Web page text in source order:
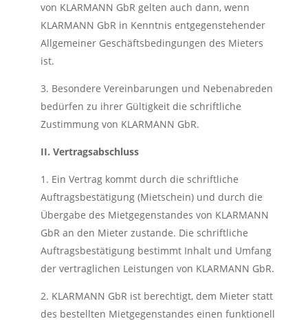
von KLARMANN GbR gelten auch dann, wenn
KLARMANN GbR in Kenntnis entgegenstehender
Allgemeiner Geschäftsbedingungen des Mieters
ist.
3. Besondere Vereinbarungen und Nebenabreden
bedürfen zu ihrer Gültigkeit die schriftliche
Zustimmung von KLARMANN GbR.
II. Vertragsabschluss
1. Ein Vertrag kommt durch die schriftliche
Auftragsbestätigung (Mietschein) und durch die
Übergabe des Mietgegenstandes von KLARMANN
GbR an den Mieter zustande. Die schriftliche
Auftragsbestätigung bestimmt Inhalt und Umfang
der vertraglichen Leistungen von KLARMANN GbR.
2. KLARMANN GbR ist berechtigt, dem Mieter statt
des bestellten Mietgegenstandes einen funktionell